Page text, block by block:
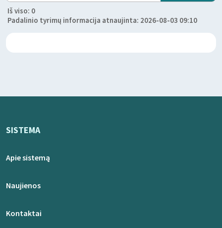
Iš viso: 0
Padalinio tyrimų informacija atnaujinta: 2026-08-03 09:10
SISTEMA
Apie sistemą
Naujienos
Kontaktai